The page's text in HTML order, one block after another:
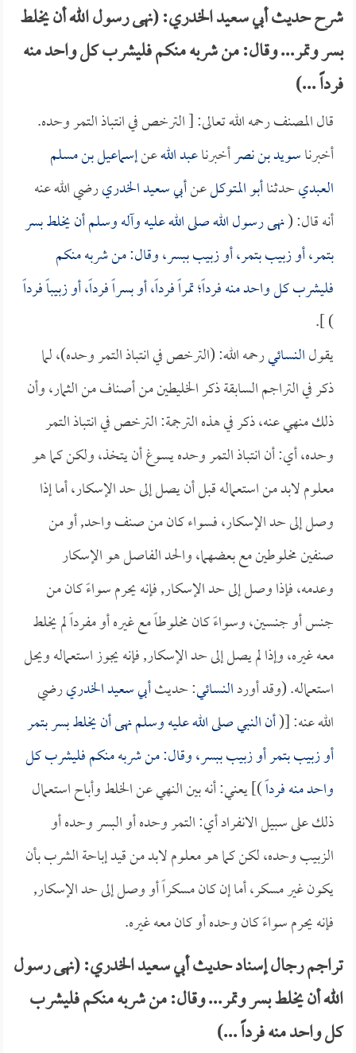
شرح حديث أبي سعيد الخدري: (نهى رسول الله أن يخلط
بسر وتمر... وقال: من شربه منكم فليشرب كل واحد منه
فرداً ...)
قال المصنف رحمه الله تعالى: [ الترخص في انتباذ التمر وحده.
أخبرناسويد بن نصرأخبرناعبد اللهعنإسماعيل بن مسلم
العبديحدثناأبو المتوكلعنأبي سعيد الخدريرضي الله عنه
أنه قال: (نهى رسول الله صلى الله عليه وآله وسلم أن يخلط بسر
بتمر، أو زبيب بتمر، أو زبيب ببسر، وقال: من شربه منكم
فليشرب كل واحد منه فرداً؛ تمراً فرداً، أو بسراً فرداً، أو زبيباً فرداً
) ].
يقولالنسائيرحمه الله: (الترخص في انتباذ التمر وحده)، لما
ذكر في التراجم السابقة ذكر الخليطين من أصناف من الثمار، وأن
ذلك منهي عنه، ذكر في هذه الترجمة: الترخص في انتباذ التمر
وحده، أي: أن انتباذ التمر وحده يسوغ أن يتخذ، ولكن كما هو
معلوم لابد من استعماله قبل أن يصل إلى حد الإسكار، أما إذا
وصل إلى حد الإسكار، فسواء كان من صنف واحد, أو من
صنفين مخلوطين مع بعضهما، والحد الفاصل هو الإسكار
وعدمه، فإذا وصل إلى حد الإسكار, فإنه يحرم سواءً كان من
جنس أو جنسين، وسواءً كان مخلوطاً مع غيره أو مفرداً لم يخلط
معه غيره، وإذا لم يصل إلى حد الإسكار, فإنه يجوز استعماله ويحل
استعماله. (وقد أوردالنسائي: حديثأبي سعيد الخدريرضي
الله عنه: [(أن النبي صلى الله عليه وسلم نهى أن يخلط بسر بتمر
أو زبيب بتمر أو زبيب ببسر، وقال: من شربه منكم فليشرب كل
واحد منه فرداً)] يعني: أنه بين النهي عن الخلط وأباح استعمال
ذلك على سبيل الانفراد أي: التمر وحده أو البسر وحده أو
الزبيب وحده، لكن كما هو معلوم لابد من قيد إباحة الشرب بأن
يكون غير مسكر، أما إن كان مسكراً أو وصل إلى حد الإسكار,
فإنه يحرم سواءً كان وحده أو كان معه غيره.
تراجم رجال إسناد حديث أبي سعيد الخدري: (نهى رسول
الله أن يخلط بسر وتمر... وقال: من شربه منكم فليشرب
كل واحد منه فرداً ...)